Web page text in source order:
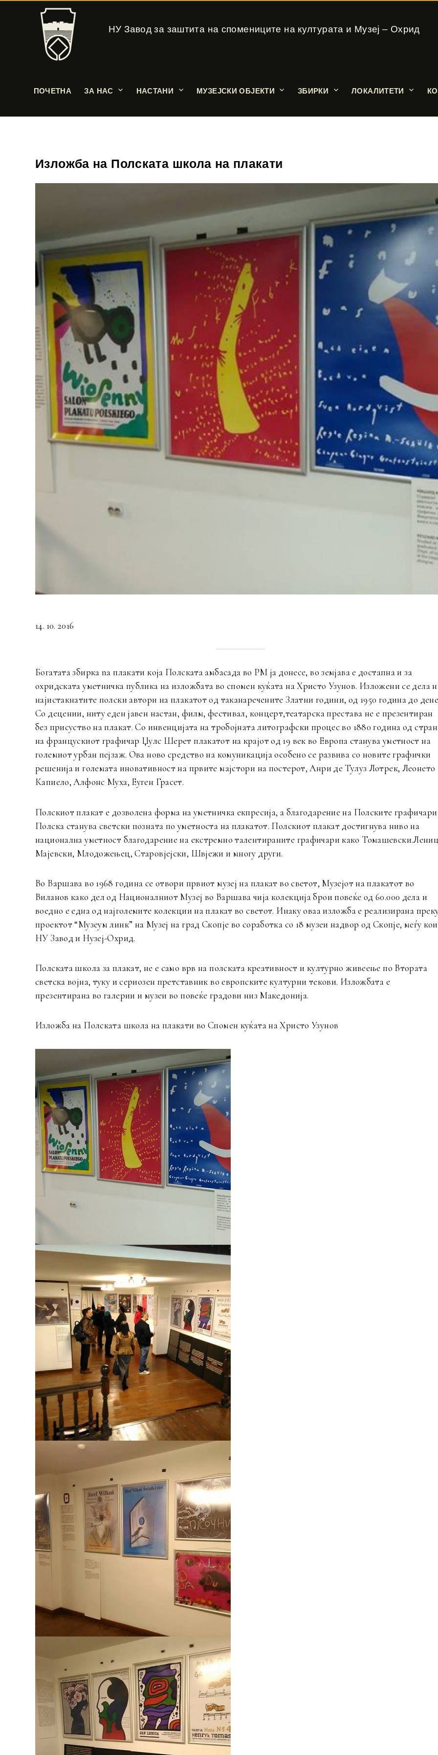
НУ Завод за заштита на спомениците на културата и Музеј – Охрид
ПОЧЕТНА ЗА НАС НАСТАНИ МУЗЕЈСКИ ОБЈЕКТИ ЗБИРКИ ЛОКАЛИТЕТИ
Изложба на Полската школа на плакати
14. 10. 2016
Богатата збирка na плакати која Полската амбасада во РМ ја донесе, во земјава е достапна и за
охридската уметничка публика на изложбата во спомен куќата на Христо Узунов. Изложени се дела
најистакнатите полски автори на плакатот од таканаречените Златни години, од 1950 година до
Со децении, ниту еден јавен настан, филм, фестивал, концерт,театарска престава не е презентиран
без присуство на плакат. Со инвенцијата на тробојната литографски процес во 1880 година од
на францускиот графичар Џулс Шерет плакатот на крајот од 19 век во Европа станува уметност на
големиот урбан пејзаж. Ова ново средство на комуникација особено се развива со новите графички
решенија и големата иновативност на првите мајстори на постерот, Анри де Тулуз Лотрек, Леонето
Капиело, Алфонс Муха, Еуген Грасет.
Полскиот плакат е дозволена форма на уметничка екпресија, а благодарение на Полските графичари
Полска станува светски позната по уметноста на плакатот. Полскиот плакат достигнува ниво на
национална уметност благодарение на екстремно талентираните графичари како
Мајевски, Млодожењец, Старовјејски, Швјежи и многу други.
Во Варшава во 1968 година се отвори првиот музеј на плакат во светот, Музејот на плакатот во
Виланов како дел од Националниот Музеј во Варшава чија колекција брои повеќе од 60.000 дела и
воедно е една од најголемите колекции на плакат во светот. Инаку оваа изложба е реализирана
проектот “Музеум линк” на Музеј на град Скопје во соработка со 18 музеи надвор од Скопје, меѓу
НУ Завод и Нузеј-Охрид.
Полската школа за плакат, не е само врв на полската креативност и културно живеење по Втората
светска војна, туку и сериозен претставник во европските културни текови. Изложбата е
презентирана во галерии и музеи во повеќе градови низ Македонија.
Изложба на Полската школа на плакати во Спомен куќата на Христо Узунов